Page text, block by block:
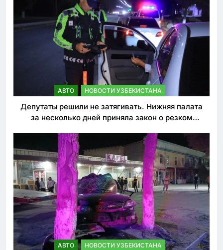
АВТО НОВОСТИ УЗБЕКИСТАНА
Депутаты решили не затягивать. Нижняя палата
за несколько дней приняла закон о резком
АВТО НОВОСТИ УЗБЕКИСТАНА